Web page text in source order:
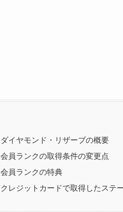
ダイヤモンド・リザーブの概要
会員ランクの取得条件の変更点
会員ランクの特典
クレジットカードで取得したステ